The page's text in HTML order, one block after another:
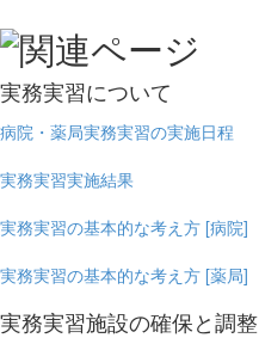
実務実習について
病院・薬局実務実習の実施日程
実務実習実施結果
実務実習の基本的な考え方 [病院]
実務実習の基本的な考え方 [薬局]
実務実習施設の確保と調整